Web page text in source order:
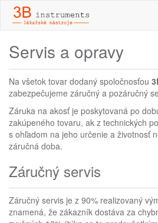
Servis a opravy
Na všetok tovar dodaný spoločnosťou
zabezpečujeme záručný a pozáručný
Záruka na akosť je poskytovaná po
zakúpeného tovaru, ak z technických
s ohľadom na jeho určenie a životnosť
záručná doba.
Záručný servis
Záručný servis je z 90% realizovaný
znamená, že zákazník dostáva za